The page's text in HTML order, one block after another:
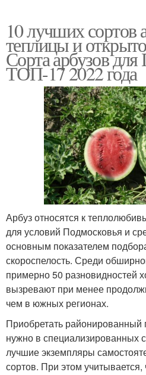
10 лучших сортов
теплицы и
Сорта арбузов
ТОП-17 2022 года
Арбуз относятся к
для условий Подмосковья и
основным показателем
скороспелость. Среди
примерно 50 разновидностей
вызревают при менее
чем в южных регионах.
Приобретать районированный
нужно в специализированных
лучшие экземпляры
сортов. При этом учитывается,